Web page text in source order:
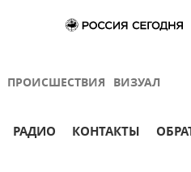
ПРОИСШЕСТВИЯ ВИЗУАЛ
РАДИО КОНТАКТЫ